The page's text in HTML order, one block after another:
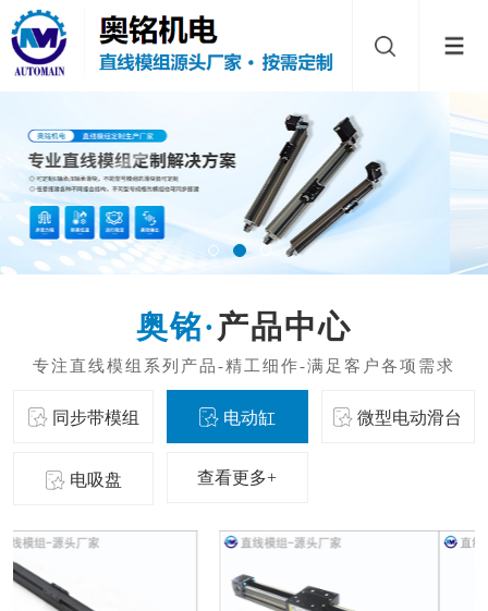
产品中心
同步带模组 电动缸 微型电动滑台
电吸盘 查看更多+